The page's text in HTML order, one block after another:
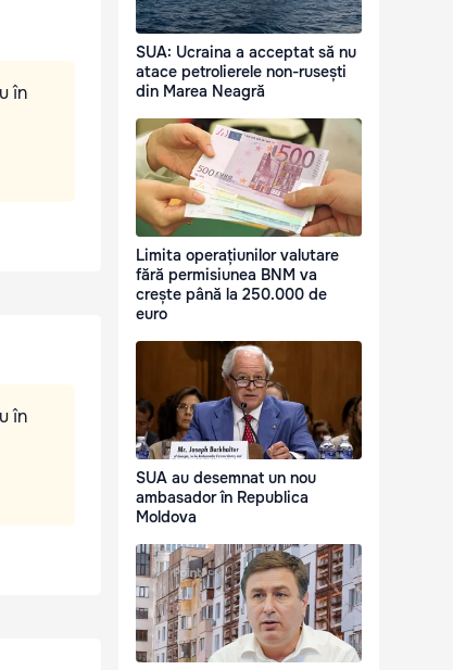
în
în
SUA: Ucraina a acceptat să nu
atace petrolierele non-rusești
din Marea Neagră
Limita operațiunilor valutare
fără permisiunea BNM va
crește până la 250.000 de
euro
SUA au desemnat un nou
ambasador în Republica
Moldova